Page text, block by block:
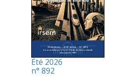
Été 2026
n° 892